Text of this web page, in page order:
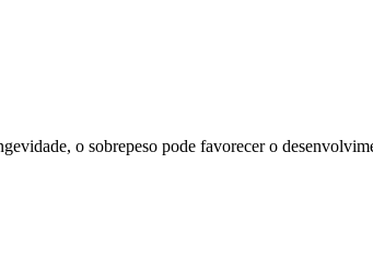
o sobrepeso pode favorecer o